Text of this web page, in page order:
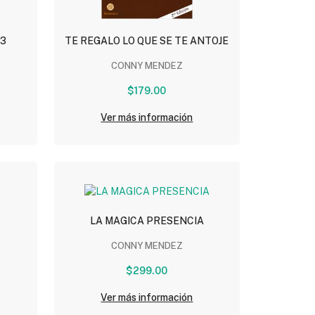
TE REGALO LO QUE SE TE ANTOJE
CONNY MENDEZ
$179.00
Ver más información
LA MAGICA PRESENCIA
CONNY MENDEZ
$299.00
Ver más información